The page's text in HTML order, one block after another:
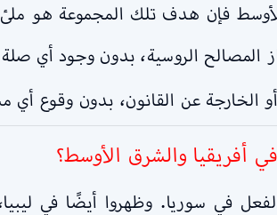
فإن هدف تلك المجموعة هو ملئ
المصالح الروسية، بدون وجود أي
الخارجة عن القانون، بدون وقوع
أفريقيا والشرق الأوسط؟